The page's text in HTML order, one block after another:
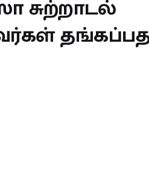
சுற்றாடல்